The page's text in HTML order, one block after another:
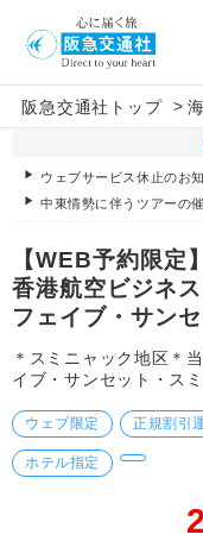
阪急交通社トップ >
ウェブサービス休止のお
中東情勢に伴うツアーの
【WEB予約限定
香港航空ビジネ
フェイブ・サン
＊スミニャック地区＊
イブ・サンセット・ス
ウェブ限定 正規割引
ホテル指定